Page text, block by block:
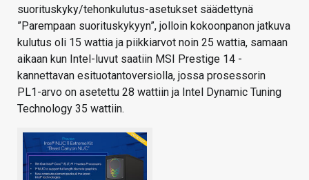
suorituskyky/tehonkulutus-asetukset säädettynä
”Parempaan suorituskykyyn”, jolloin kokoonpanon jatkuva
kulutus oli 15 wattia ja piikkiarvot noin 25 wattia, samaan
aikaan kun Intel-luvut saatiin MSI Prestige 14 -
kannettavan esituotantoversiolla, jossa prosessorin
PL1-arvo on asetettu 28 wattiin ja Intel Dynamic Tuning
Technology 35 wattiin.